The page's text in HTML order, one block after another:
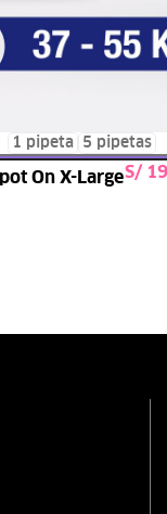
1 pipeta 5 pipetas
On X-LargeS/